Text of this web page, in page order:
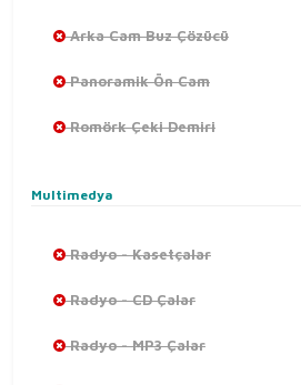
Arka Cam Buz Çözücü
Panoramik Ön Cam
Romörk Çeki Demiri
Multimedya
Radyo - Kasetçalar
Radyo - CD Çalar
Radyo - MP3 Çalar